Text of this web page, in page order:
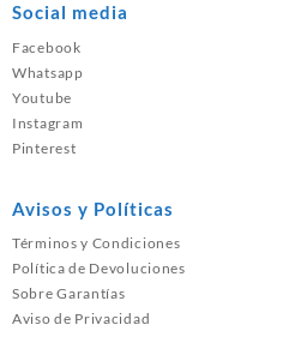
Social media
Facebook
Whatsapp
Youtube
Instagram
Pinterest
Avisos y Políticas
Términos y Condiciones
Política de Devoluciones
Sobre Garantías
Aviso de Privacidad